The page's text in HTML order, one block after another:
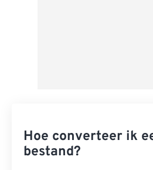
Hoe converteer ik
bestand?